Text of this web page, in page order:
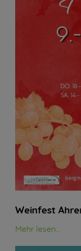
Weinfest
Mehr lesen...